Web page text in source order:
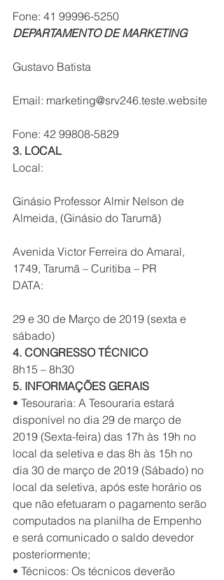
Fone: 41 99996-5250
DEPARTAMENTO DE MARKETING
Gustavo Batista
Email: marketing@srv246.teste.website
Fone: 42 99808-5829
3. LOCAL
Local:
Ginásio Professor Almir Nelson de
Almeida, (Ginásio do Tarumã)
Avenida Victor Ferreira do Amaral,
1749, Tarumã – Curitiba – PR
DATA:
29 e 30 de Março de 2019 (sexta e
sábado)
4. CONGRESSO TÉCNICO
8h15 – 8h30
5. INFORMAÇÕES GERAIS
• Tesouraria: A Tesouraria estará
disponível no dia 29 de março de
2019 (Sexta-feira) das 17h às 19h no
local da seletiva e das 8h às 15h no
dia 30 de março de 2019 (Sábado) no
local da seletiva, após este horário os
que não efetuaram o pagamento serão
computados na planilha de Empenho
e será comunicado o saldo devedor
posteriormente;
• Técnicos: Os técnicos deverão